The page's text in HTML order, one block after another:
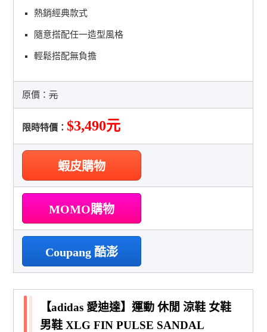
熱銷經典款式
隨意搭配任一造型風格
輕鬆搭配無負擔
原價：元
限時特價：$3,490元
蝦皮購物
MOMO購物
Coupang 酷澎
【adidas 愛迪達】運動 休閒 涼鞋 女鞋
男鞋 XLG FIN PULSE SANDAL